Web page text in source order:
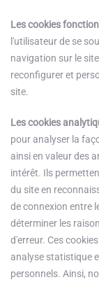
Les cookies
l'utilisateur de se
navigation sur le
reconfigurer et
site.
Les cookies
pour analyser la
ainsi en valeur des
intérêt. Ils
du site en
de connexion entre
déterminer les
d'erreur. Ces
analyse statistique
personnels. Ainsi,